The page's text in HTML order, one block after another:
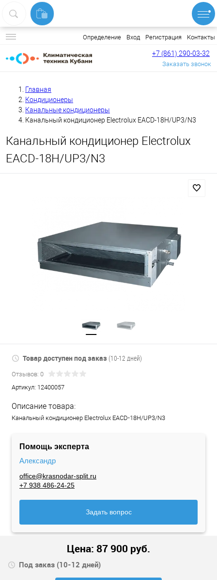
Определение Вход Регистрация Контакты
+7 (861) 290-03-32
Заказать звонок
Главная
Кондиционеры
Канальные кондиционеры
Канальный кондиционер Electrolux EACD-18H/UP3/N3
Канальный кондиционер Electrolux
EACD-18H/UP3/N3
Товар доступен под заказ (10-12 дней)
Отзывов: 0
Артикул: 12400057
Описание товара:
Канальный кондиционер Electrolux EACD-18H/UP3/N3
Помощь эксперта
Александр
office@krasnodar-split.ru
+7 938 486-24-25
Задать вопрос
Цена: 87 900 руб.
Под заказ (10-12 дней)